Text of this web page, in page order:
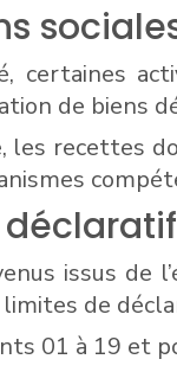
certaines
de biens
les recettes
issus de
de
01 à 19 et